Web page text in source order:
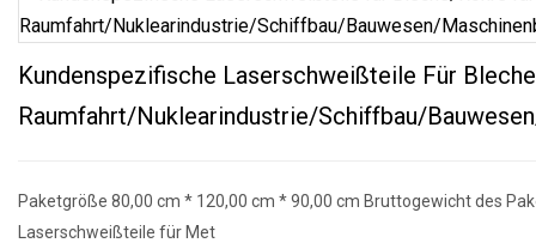
Kundenspezifische Laserschweißteile Für
Raumfahrt/Nuklearindustrie/Schiffbau/
Paketgröße 80,00 cm * 120,00 cm * 90,00 cm Bruttogewicht des
Laserschweißteile für Met